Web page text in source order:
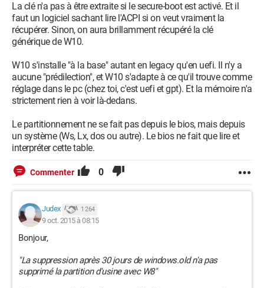
La clé n'a pas à être extraite si le secure-boot est activé. Et il
faut un logiciel sachant lire l'ACPI si on veut vraiment la
récupérer. Sinon, on aura brillamment récupéré la clé
générique de W10.
W10 s'installe "à la base" autant en legacy qu'en uefi. Il n'y a
aucune "prédilection", et W10 s'adapte à ce qu'il trouve comme
réglage dans le pc (chez toi, c'est uefi et gpt). Et la mémoire n'a
strictement rien à voir là-dedans.
Le partitionnement ne se fait pas depuis le bios, mais depuis
un système (Ws, Lx, dos ou autre). Le bios ne fait que lire et
interpréter cette table.
Commenter 0
Judex 1 264
9 oct. 2015 à 08:15
Bonjour,
"La suppression après 30 jours de windows.old n'a pas
supprimé la partition d'usine avec W8"